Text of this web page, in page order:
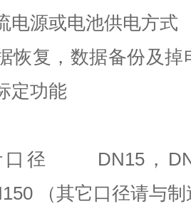
源或电池供电方式
恢复，数据备
功能
径 DN15，
（其它口径请与